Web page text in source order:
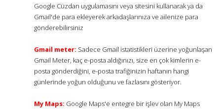
Google Cüzdan uygulamasını veya sitesini kullanarak ya da
Gmail'de para ekleyerek arkadaşlarınıza ve ailenize para
gönderebilirsiniz
Gmail meter: Sadece Gmail istatistikleri üzerine yoğunlaşan
Gmail Meter, kaç e-posta aldığınızı, size en çok kimlerin e-
posta gönderdiğini, e-posta trafiğinizin haftanın hangi
günlerinde yoğun olduğunu ve fazlasını gösteriyor.
My Maps: Google Maps'e entegre bir işlev olan My Maps